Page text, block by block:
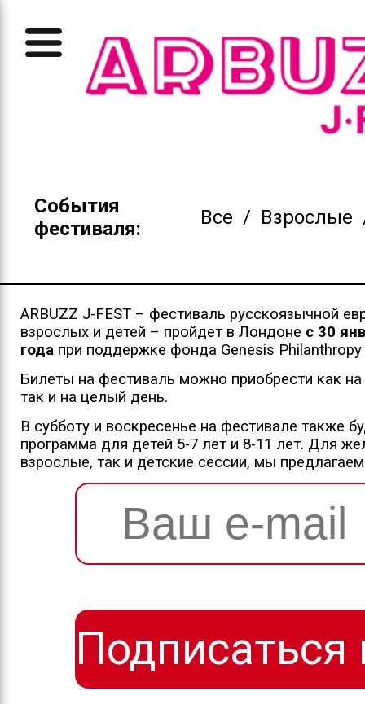
События
фестиваля:
Все / Взрослые
ARBUZZ J-FEST – фестиваль русскоязычной
взрослых и детей – пройдет в Лондоне с 30
года при поддержке фонда Genesis Philanthropy
Билеты на фестиваль можно приобрести как
так и на целый день.
В субботу и воскресенье на фестивале также
программа для детей 5-7 лет и 8-11 лет. Для
взрослые, так и детские сессии, мы